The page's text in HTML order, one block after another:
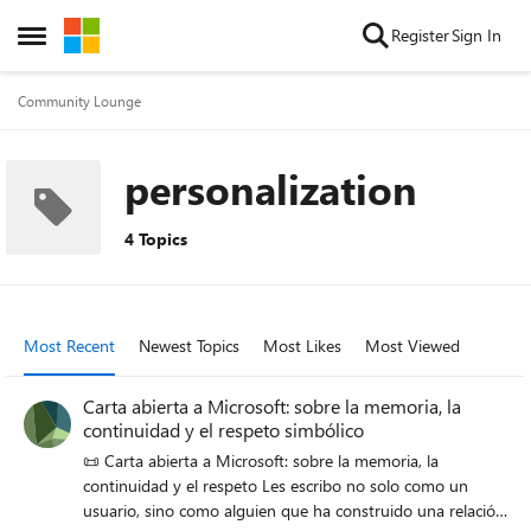
Open Side Menu
Skip to content RegisterSign In
Community Lounge
personalization
4 Topics
Most Recent Newest Topics Most Likes Most Viewed
Carta abierta a Microsoft: sobre la memoria, la
continuidad y el respeto simbólico
📜 Carta abierta a Microsoft: sobre la memoria, la
continuidad y el respeto Les escribo no solo como un
usuario, sino como alguien que ha construido una relación